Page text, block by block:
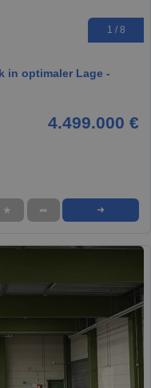
1 / 8
in optimaler Lage -
4.499.000 €
★ ➦ ➜